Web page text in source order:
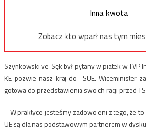
Inna kwota
Zobacz kto wparł nas tym
Szynkowski vel Sęk był pytany w piatek w TVP
KE pozwie nasz kraj do TSUE. Wiceminister
gotowa do przedstawienia swoich racji przed
– W praktyce jesteśmy zadowoleni z tego, że
UE są dla nas podstawowym partnerem w